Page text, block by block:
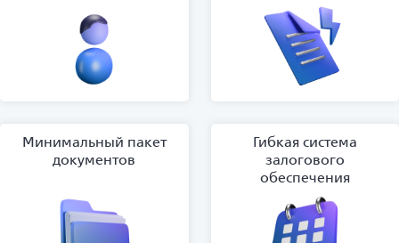
Минимальный пакет
документов
Гибкая система
залогового
обеспечения